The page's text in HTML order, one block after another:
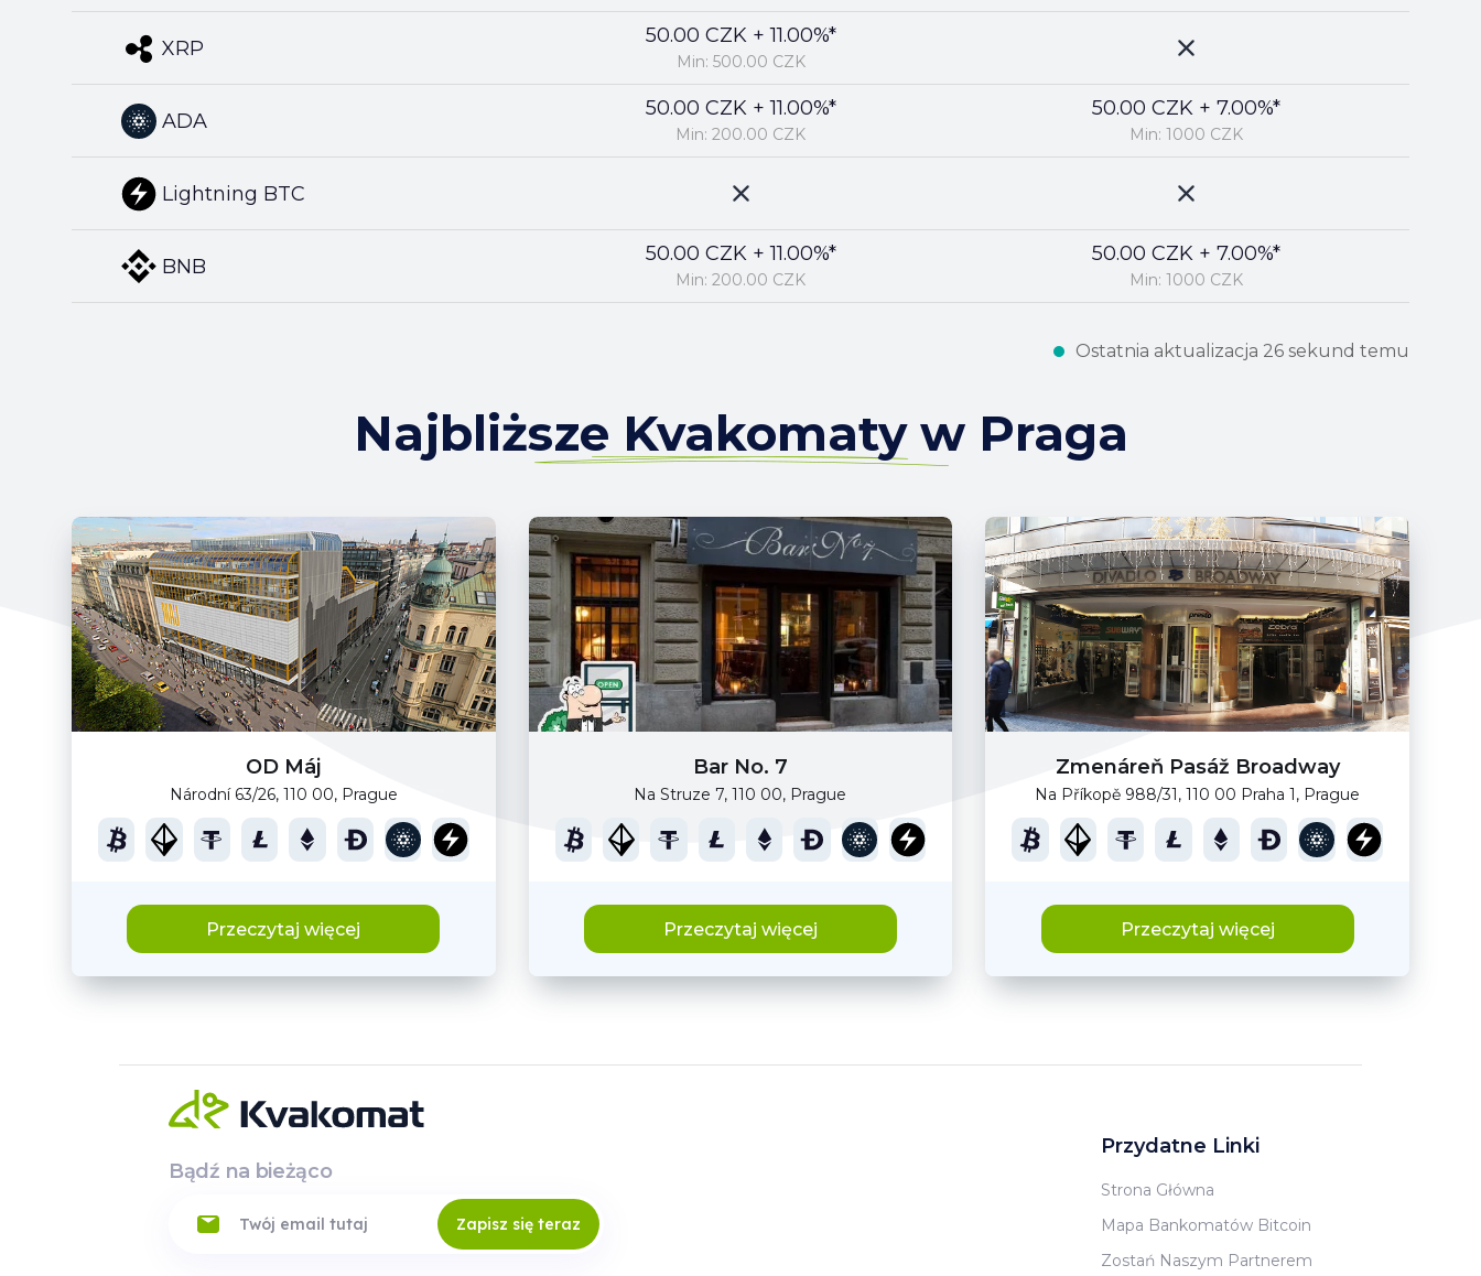
XRP
ADA
Lightning BTC
BNB
50.00 CZK + 11.00%*
Min: 500.00 CZK
50.00 CZK + 11.00%*
Min: 200.00 CZK
50.00 CZK + 11.00%*
Min: 200.00 CZK
50.00 CZK + 7.00%*
Min: 1000 CZK
50.00 CZK + 7.00%*
Min: 1000 CZK
Ostatnia aktualizacja 26 sekund temu
Najbliższe Kvakomaty w Praga
OD Máj
Národní 63/26, 110 00, Prague
Przeczytaj więcej
Bar No. 7
Na Struze 7, 110 00, Prague
Przeczytaj więcej
Zmenáreň Pasáž Broadway
Na Příkopě 988/31, 110 00 Praha 1, Prague
Przeczytaj więcej
Bądź na bieżąco
Zapisz się teraz
Przydatne Linki
Strona Główna
Mapa Bankomatów Bitcoin
Zostań Naszym Partnerem